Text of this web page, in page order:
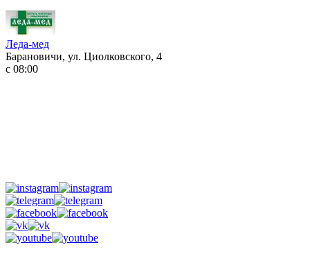
Леда-мед
Барановичи, ул. Циолковского, 4
с 08:00